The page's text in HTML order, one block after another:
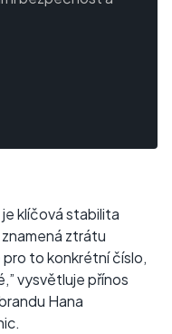
klíčová stabilita
ztrátu
to konkrétní číslo,
vysvětluje přínos
Hana